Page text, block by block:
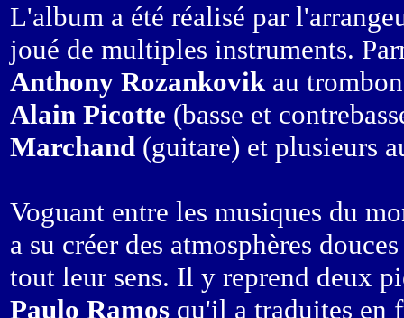
L'album a été réalisé par
joué de multiples instruments.
Anthony Rozankovikau
Alain Picotte (basse et
Marchand (guitare) et plusieurs
Voguant entre les musiques du
a su créer des atmosphères
tout leur sens. Il y reprend deux
Paulo Ramos qu'il a traduites en